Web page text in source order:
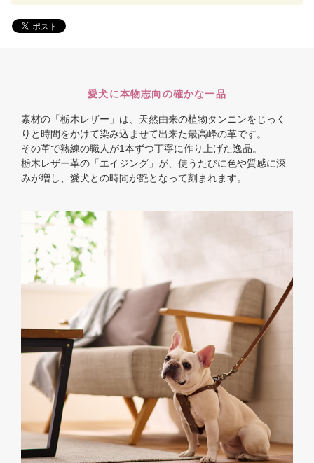
愛犬に本物志向の確かな一品
素材の「栃木レザー」は、天然由来の植物タンニンをじっく
りと時間をかけて染み込ませて出来た最高峰の革です。
その革で熟練の職人が1本ずつ丁寧に作り上げた逸品。
栃木レザー革の「エイジング」が、使うたびに色や質感に深
みが増し、愛犬との時間が艶となって刻まれます。